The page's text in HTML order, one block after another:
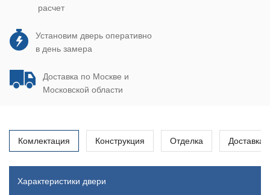
расчет
Установим дверь оперативно
в день замера
Доставка по Москве и
Московской области
Комлектация Конструкция Отделка Доставка
Характеристики двери